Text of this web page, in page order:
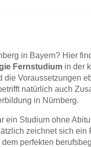
in Bayern? Hier
Fernstudium in der
die Voraussetzungen
natürlich auch
in Nürnberg.
ein Studium ohne
zeichnet sich ein
perfekten